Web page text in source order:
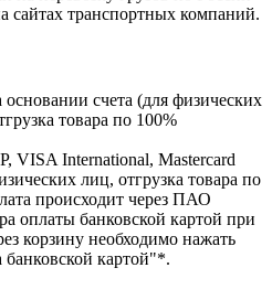
сайтах транспортных компаний.
основании счета (для физических
товара по 100%
VISA International, Mastercard
лиц, отгрузка товара по
происходит через ПАО
банковской картой при
корзину необходимо нажать
банковской картой"*.